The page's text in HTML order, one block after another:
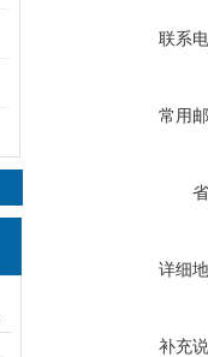
联系
常用
详细
补充